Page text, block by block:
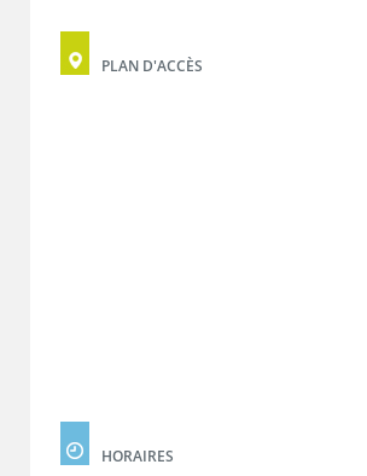
PLAN D'ACCÈS
HORAIRES